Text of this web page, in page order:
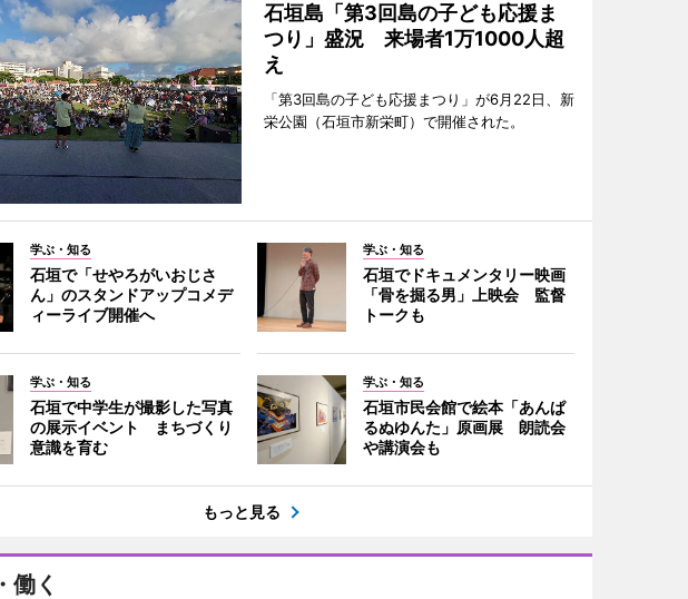
石垣島「第3回島の子ども応援ま
つり」盛況 来場者1万1000人超
え
「第3回島の子ども応援まつり」が6月22日、新
栄公園（石垣市新栄町）で開催された。
学ぶ・知る
石垣で「せやろがいおじさ
ん」のスタンドアップコメデ
ィーライブ開催へ
学ぶ・知る
石垣でドキュメンタリー映画
「骨を掘る男」上映会 監督
トークも
学ぶ・知る
石垣で中学生が撮影した写真
の展示イベント まちづくり
意識を育む
学ぶ・知る
石垣市民会館で絵本「あんぱ
るぬゆんた」原画展 朗読会
や講演会も
もっと見る
働く